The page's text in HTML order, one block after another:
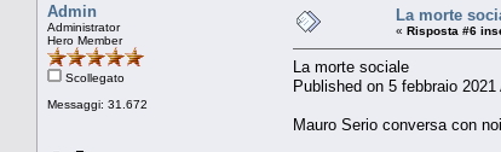
Admin
Administrator
Hero Member
Scollegato
Messaggi: 31.672
La morte
« Risposta #6
La morte sociale
Published on 5 febbraio
Mauro Serio conversa con